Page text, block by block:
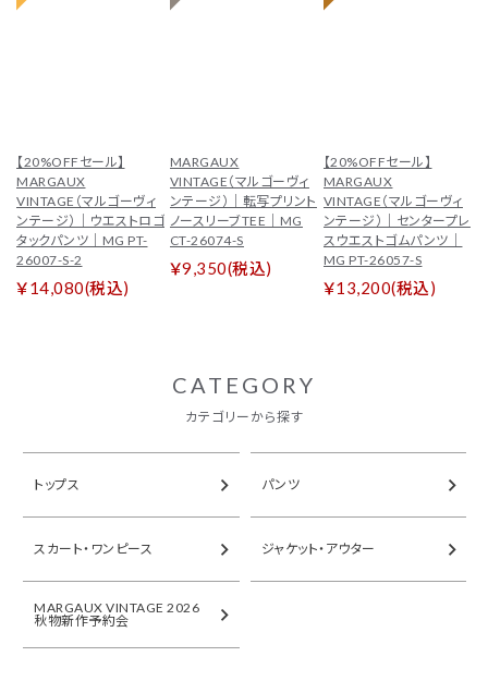
スカート ワンピース
アウター バッグ
シューズ 財布
ようこそ ゲスト 様
【20%OFFセール】
MARGAUX
VINTAGE（マルゴーヴィ
ンテージ）｜ウエストロゴ
タックパンツ｜MG PT-
26007-S-2
￥14,080(税込)
MARGAUX
VINTAGE（マルゴーヴィ
ンテージ）｜転写プリント
ノースリーブTEE｜MG
CT-26074-S
￥9,350(税込)
【20%OFFセール】
MARGAUX
VINTAGE（マルゴーヴィ
ンテージ）｜センタープレ
スウエストゴムパンツ｜
MG PT-26057-S
￥13,200(税込)
CATEGORY
カテゴリーから探す
トップス パンツ
スカート・ワンピース ジャケット・アウター
MARGAUX VINTAGE 2026
秋物新作予約会